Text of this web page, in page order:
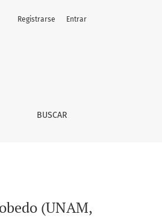
BUSCAR
Registrarse Entrar
(UNAM,